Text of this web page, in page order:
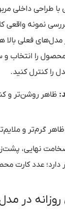
با طراحی داخلی
نمونه واقعی
فعلی بالا
محصول را انتخاب
را کنترل کنید.
ظاهر روشن‌تر و
ظاهر گرم‌تر و
نهایی،
دارد؛ عدد کارت
در